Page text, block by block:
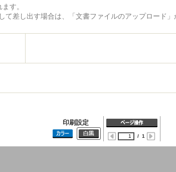
す。
差し出す場合は、「文書ファイルのアップロード」
印刷設定
/ 1